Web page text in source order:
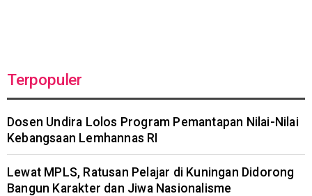
Terpopuler
Dosen Undira Lolos Program Pemantapan Nilai-Nilai
Kebangsaan Lemhannas RI
Lewat MPLS, Ratusan Pelajar di Kuningan Didorong
Bangun Karakter dan Jiwa Nasionalisme